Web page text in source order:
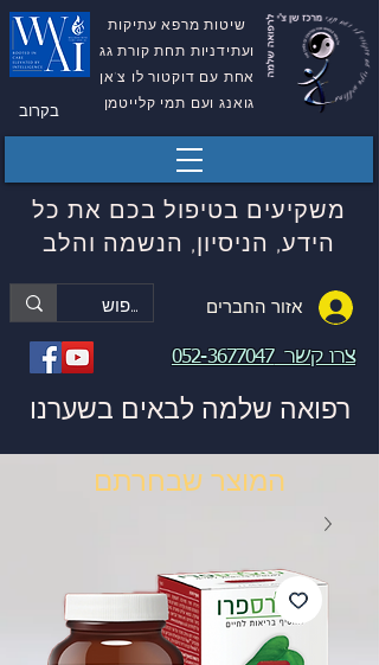
שיטות מרפא עתיקות
ועתידניות תחת קורת גג
אחת עם דוקטור לו צ'אן
גואנג ועם תמי קלייטמן
בקרוב
משקיעים בטיפול בכם את כל
הידע, הניסיון, הנשמה והלב
אזור החברים
צרו קשר052-3677047
רפואה שלמה לבאים בשערנו
המוצר שבחרתם